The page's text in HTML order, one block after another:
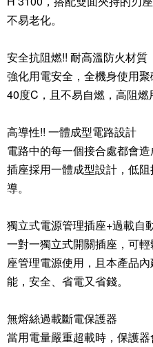
不易老化。
安全抗阻燃!! 耐高溫防火材質
強化用電安全，全機身使用
40度C，且不易自燃，高阻燃
高導性!! 一體成型電路設計
電路中的每一個接合處都會
插座採用一體成型設計，低
導。
獨立式電源管理插座+過載自
一對一獨立式開關插座，可
座管理電源使用，且本產品
能，安全、省電又省錢。
無熔絲過載斷電保護器
當用電量嚴重超載時，保護